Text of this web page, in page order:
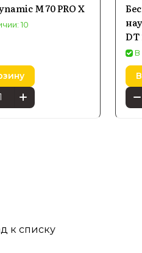
M 70 PRO X
10
DT
В
к списку